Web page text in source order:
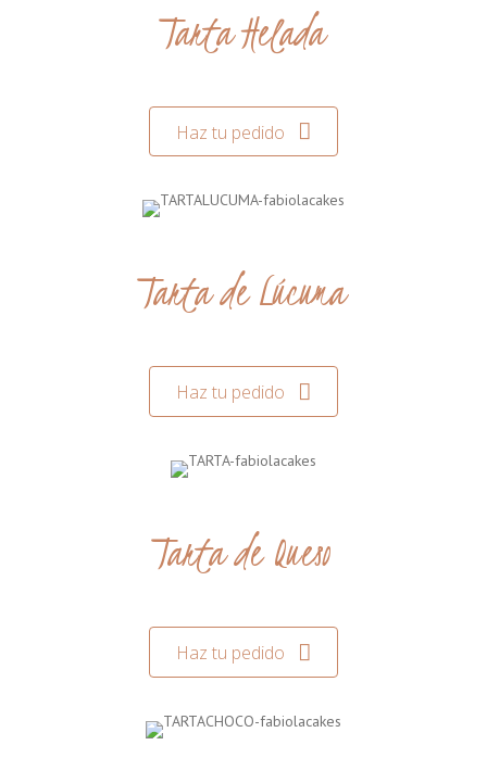
Tarta Helada
Haz tu pedido
Tarta de Lúcuma
Haz tu pedido
Tarta de Queso
Haz tu pedido